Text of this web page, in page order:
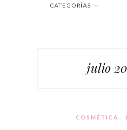
CATEGORÍAS
julio
COSMÉTICA